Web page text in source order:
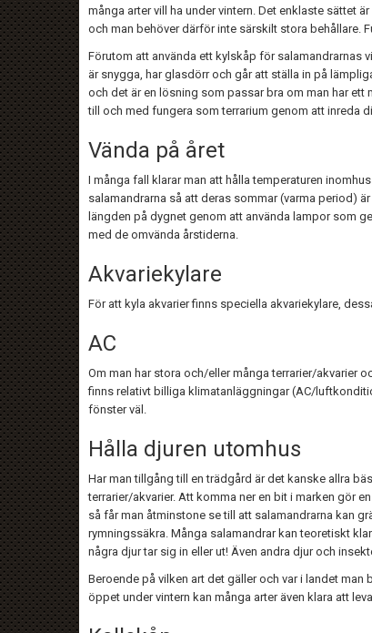
många arter vill ha under vintern. Det enklaste sättet
och man behöver därför inte särskilt stora behållare.
Förutom att använda ett kylskåp för salamandrarnas
är snygga, har glasdörr och går att ställa in på
och det är en lösning som passar bra om man har ett
till och med fungera som terrarium genom att inreda
Vända på året
I många fall klarar man att hålla temperaturen
salamandrarna så att deras sommar (varma period)
längden på dygnet genom att använda lampor som
med de omvända årstiderna.
Akvariekylare
För att kyla akvarier finns speciella akvariekylare,
AC
Om man har stora och/eller många terrarier/akvarier
finns relativt billiga klimatanläggningar (AC/
fönster väl.
Hålla djuren utomhus
Har man tillgång till en trädgård är det kanske allra
terrarier/akvarier. Att komma ner en bit i marken gör
så får man åtminstone se till att salamandrarna kan
rymningssäkra. Många salamandrar kan teoretiskt
några djur tar sig in eller ut! Även andra djur och
Beroende på vilken art det gäller och var i landet
öppet under vintern kan många arter även klara att